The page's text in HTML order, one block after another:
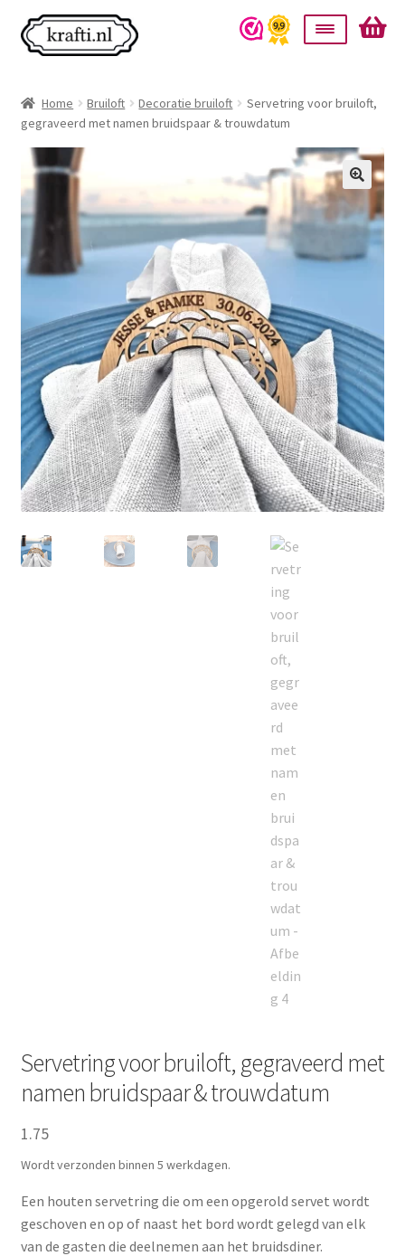
Ga
door
navigatie
Ga
naar
inhoud
Taarttoppers
Bruiloft
Wanddecoratie
Verlichting
Cadeautjes
Alle producten
Zakelijk
Maatwerk
Contact
Zoeken
naar:
Zoeken
Home Bruiloft Decoratie bruiloft
Servetring voor bruiloft,
gegraveerd met namen bruidspaar & trouwdatum
Servetring voor bruiloft, gegraveerd met
namen bruidspaar & trouwdatum
1.75
Wordt verzonden binnen 5 werkdagen.
Een houten servetring die om een opgerold servet wordt
geschoven en op of naast het bord wordt gelegd van elk
van de gasten die deelnemen aan het bruidsdiner.